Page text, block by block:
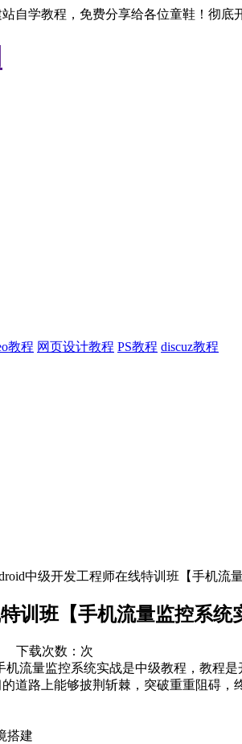
自学教程，免费分享给各位童鞋！彻底
教程 网页设计教程 PS教程 discuz教程
中级开发工程师在线特训班【手机流
训班【手机流量监控系统
下载次数： 次
流量监控系统实战是中级教程，教程
道路上能够披荆斩棘，突破重重阻碍
搭建